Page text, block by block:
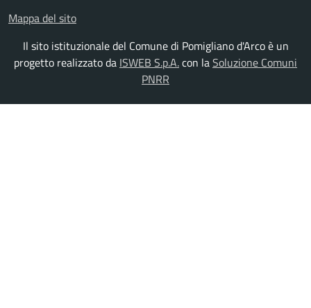
Mappa del sito
Il sito istituzionale del Comune di Pomigliano d'Arco è un
progetto realizzato da ISWEB S.p.A.con laSoluzione Comuni
PNRR